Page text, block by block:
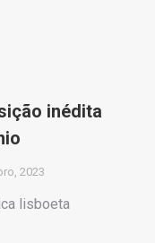
inédita
2023
lisboeta